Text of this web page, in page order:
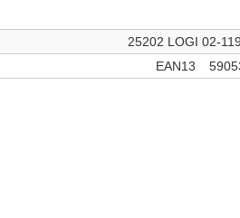
25202 LOGI 02-
EAN13